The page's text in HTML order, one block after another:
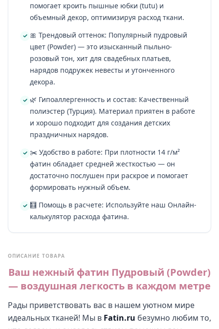
помогает кроить пышные юбки (tutu) и
объемный декор, оптимизируя расход ткани.
🎀 Трендовый оттенок: Популярный пудровый
цвет (Powder) — это изысканный пыльно-
розовый тон, хит для свадебных платьев,
нарядов подружек невесты и утонченного
декора.
🌿 Гипоаллергенность и состав: Качественный
полиэстер (Турция). Материал приятен в работе
и хорошо подходит для создания детских
праздничных нарядов.
✂️ Удобство в работе: При плотности 14 г/м²
фатин обладает средней жесткостью — он
достаточно послушен при раскрое и помогает
формировать нужный объем.
🧮 Помощь в расчете: Используйте наш Онлайн-
калькулятор расхода фатина.
ОПИСАНИЕ ТОВАРА
Ваш нежный фатин Пудровый (Powder)
— воздушная легкость в каждом метре
Рады приветствовать вас в нашем уютном мире
идеальных тканей! Мы в Fatin.ru безумно любим то,